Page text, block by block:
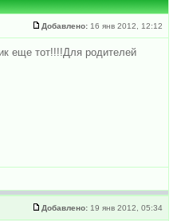
Добавлено: 16 янв 2012, 12:12
еще тот!!!!Для родителей
Добавлено: 19 янв 2012, 05:34